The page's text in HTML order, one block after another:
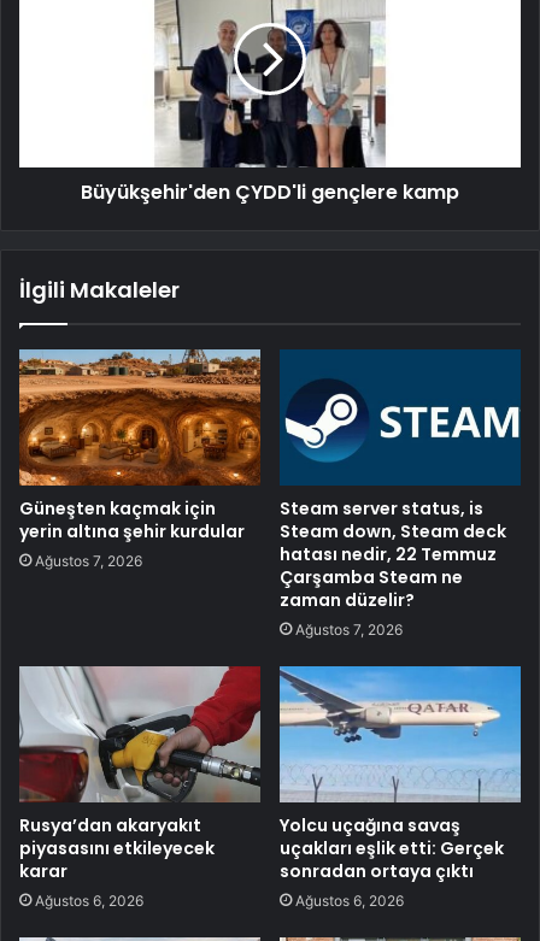
Büyükşehir'den ÇYDD'li gençlere kamp
İlgili Makaleler
Güneşten kaçmak için
yerin altına şehir kurdular
Ağustos 7, 2026
Steam server status, is
Steam down, Steam deck
hatası nedir, 22 Temmuz
Çarşamba Steam ne
zaman düzelir?
Ağustos 7, 2026
Rusya’dan akaryakıt
piyasasını etkileyecek
karar
Ağustos 6, 2026
Yolcu uçağına savaş
uçakları eşlik etti: Gerçek
sonradan ortaya çıktı
Ağustos 6, 2026